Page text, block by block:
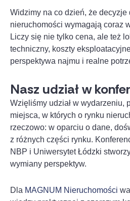
Widzimy na co dzień, że decyzje
nieruchomości wymagają coraz
Liczy się nie tylko cena, ale też
techniczny, koszty
perspektywa najmu i realne
Nasz udział w
Wzięliśmy udział w wydarzeniu,
miejsca, w których o rynku
rzeczowo: w oparciu o dane,
z różnych części rynku.
NBP i Uniwersytet Łódzki
wymiany perspektyw.
Dla MAGNUM Nieruchomości